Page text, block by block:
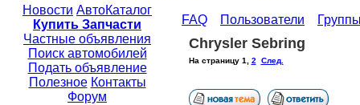
Новости АвтоКаталог
Купить Запчасти
Частные объявления
Поиск автомобилей
Подать объявление
Полезное Контакты
Форум
FAQ Пользователи
Chrysler Sebring
На страницу 1 2 След.